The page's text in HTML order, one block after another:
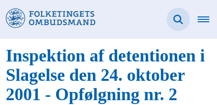
Inspektion af detentionen i
Slagelse den 24. oktober
2001 - Opfølgning nr. 2